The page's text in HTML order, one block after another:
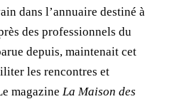
dans l’annuaire destiné à
des professionnels du
depuis, maintenait cet
les rencontres et
magazine La Maison des